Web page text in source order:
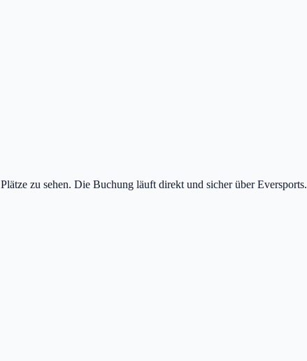
zu sehen. Die Buchung läuft direkt und sicher über Eversports.